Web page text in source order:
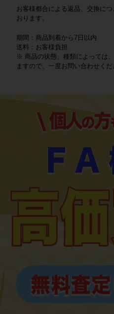
お客様都合による返品、交換に
おります。
期間：商品到着から7日以内
送料：お客様負担
※ 商品の状態、種類によっては
ますので、一度お問い合わせくだ